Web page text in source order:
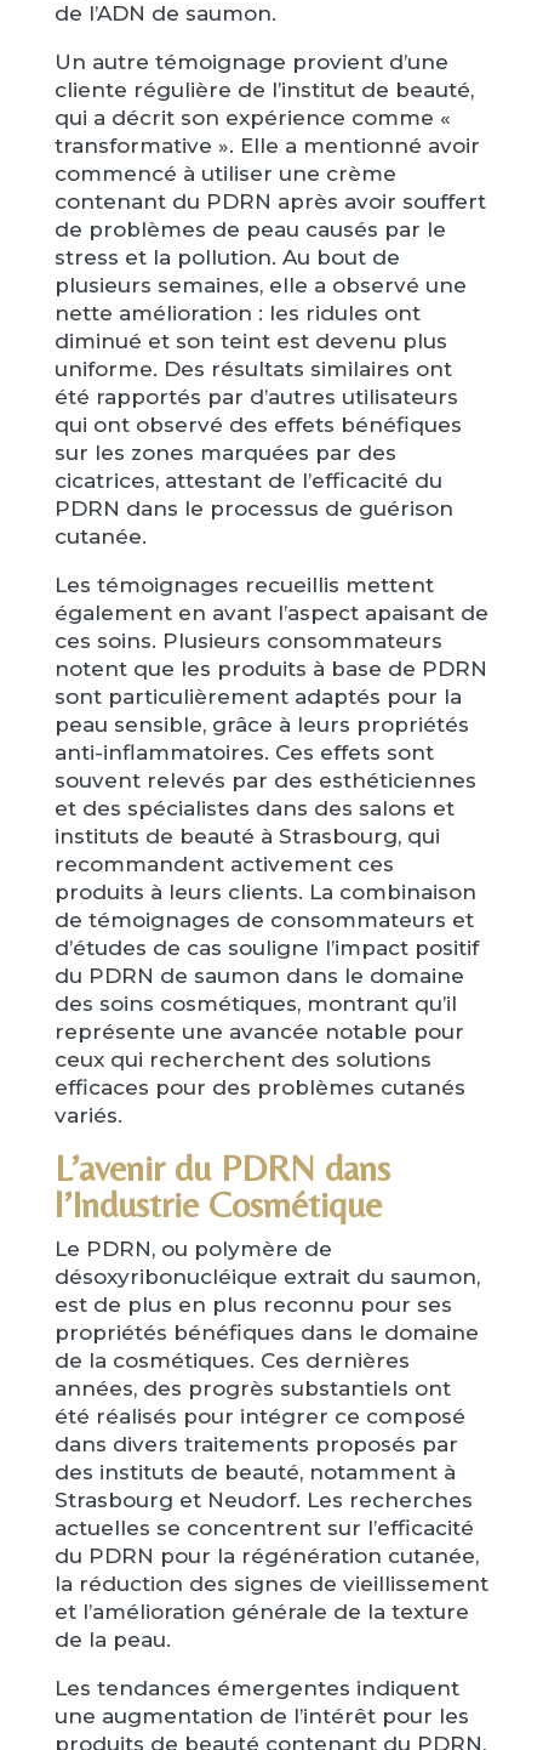
de l’ADN de saumon.
Un autre témoignage provient d’une
cliente régulière de l’institut de beauté,
qui a décrit son expérience comme «
transformative ». Elle a mentionné avoir
commencé à utiliser une crème
contenant du PDRN après avoir souffert
de problèmes de peau causés par le
stress et la pollution. Au bout de
plusieurs semaines, elle a observé une
nette amélioration : les ridules ont
diminué et son teint est devenu plus
uniforme. Des résultats similaires ont
été rapportés par d’autres utilisateurs
qui ont observé des effets bénéfiques
sur les zones marquées par des
cicatrices, attestant de l’efficacité du
PDRN dans le processus de guérison
cutanée.
Les témoignages recueillis mettent
également en avant l’aspect apaisant de
ces soins. Plusieurs consommateurs
notent que les produits à base de PDRN
sont particulièrement adaptés pour la
peau sensible, grâce à leurs propriétés
anti-inflammatoires. Ces effets sont
souvent relevés par des esthéticiennes
et des spécialistes dans des salons et
instituts de beauté à Strasbourg, qui
recommandent activement ces
produits à leurs clients. La combinaison
de témoignages de consommateurs et
d’études de cas souligne l’impact positif
du PDRN de saumon dans le domaine
des soins cosmétiques, montrant qu’il
représente une avancée notable pour
ceux qui recherchent des solutions
efficaces pour des problèmes cutanés
variés.
L’avenir du PDRN dans
l’Industrie Cosmétique
Le PDRN, ou polymère de
désoxyribonucléique extrait du saumon,
est de plus en plus reconnu pour ses
propriétés bénéfiques dans le domaine
de la cosmétiques. Ces dernières
années, des progrès substantiels ont
été réalisés pour intégrer ce composé
dans divers traitements proposés par
des instituts de beauté, notamment à
Strasbourg et Neudorf. Les recherches
actuelles se concentrent sur l’efficacité
du PDRN pour la régénération cutanée,
la réduction des signes de vieillissement
et l’amélioration générale de la texture
de la peau.
Les tendances émergentes indiquent
une augmentation de l’intérêt pour les
produits de beauté contenant du PDRN,